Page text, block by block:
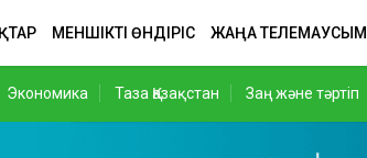
МЕНШІКТІ ӨНДІРІС ЖАҢА ТЕЛЕМАУСЫМ
Экономика Таза Қазақстан Заң және тәртіп